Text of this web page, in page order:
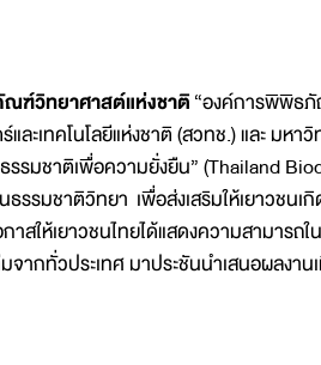
ฑ์วิทยาศาสต์แห่งชาติ“องค์การพิพิธ
เทคโนโลยีแห่งชาติ (สวทช.) และ มหาวิ
รรมชาติเพื่อความยั่งยืน” (Thailand
รรมชาติวิทยา เพื่อส่งเสริมให้เยาวชน
สให้เยาวชนไทยได้แสดงความสามารถใ
ากทั่วประเทศ มาประชันนำเสนอผลงา